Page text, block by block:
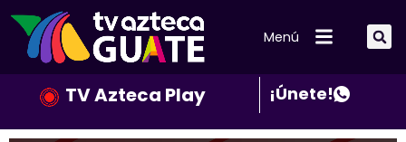
Menú
TV Azteca Play ¡Únete!